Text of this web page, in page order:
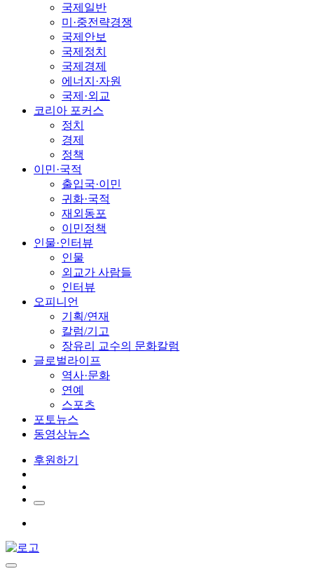
국제일반
미·중전략경쟁
국제안보
국제정치
국제경제
에너지·자원
국제·외교
코리아 포커스
정치
경제
정책
이민·국적
출입국·이민
귀화·국적
재외동포
이민정책
인물·인터뷰
인물
외교가 사람들
인터뷰
오피니언
기획/연재
칼럼/기고
장유리 교수의 문화칼럼
글로벌라이프
역사·문화
연예
스포츠
포토뉴스
동영상뉴스
후원하기